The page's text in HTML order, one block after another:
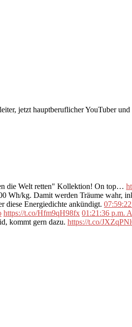
jetzt hauptberuflicher YouTuber
die Welt retten" Kollektion! On top…
Wh/kg. Damit werden Träume wahr,
diese Energiedichte ankündigt.
https://t.co/Hfm9qH98fx 01:21:36 p.m.
kommt gern dazu. https://t.co/